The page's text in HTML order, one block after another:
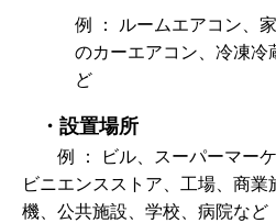
例 ： ルームエアコン、
のカーエアコン、冷凍冷
ど
・設置場所
例 ： ビル、スーパーマー
ビニエンスストア、工場、商
機、公共施設、学校、病院など